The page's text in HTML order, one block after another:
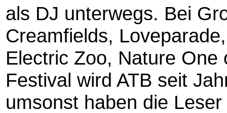
als DJ unterwegs. Bei
Creamfields,
Electric Zoo, Nature
Festival wird ATB seit
umsonst haben die